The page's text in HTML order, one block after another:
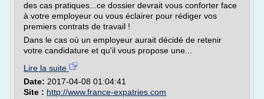
des cas pratiques...ce dossier devrait vous conforter face
à votre employeur ou vous éclairer pour rédiger vos
premiers contrats de travail !
Dans le cas où un employeur aurait décidé de retenir
votre candidature et qu'il vous propose une...
Lire la suite
Date: 2017-04-08 01:04:41
Site : http://www.france-expatries.com